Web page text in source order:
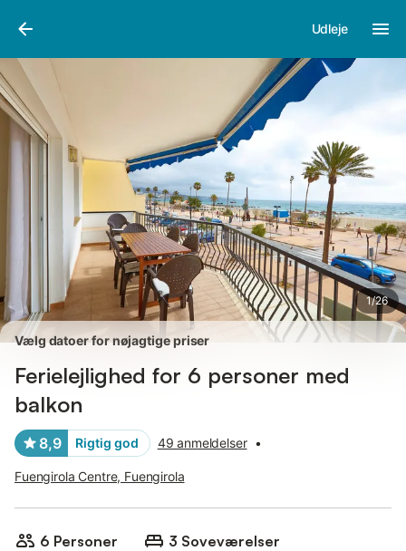
Udleje
1/26
Billeder
Vælg datoer for nøjagtige priser
Ferielejlighed for 6 personer med
balkon
8,9 Rigtig god 49 anmeldelser •
Fuengirola Centre, Fuengirola
6 Personer
3 Soveværelser